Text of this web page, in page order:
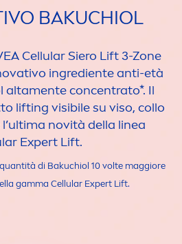
BAKUCHIOL
CellularSiero Lift 3-Zone
ingrediente anti-età
altamente concentrato*. Il
lifting visibile su viso, collo
novità della linea
Expert Lift.
di Bakuchiol 10 volte maggiore
gamma Cellular Expert Lift.